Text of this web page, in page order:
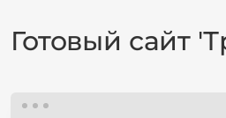
Готовый сайт